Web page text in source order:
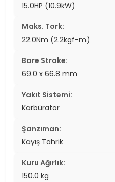
15.0HP (10.9kW)
Maks. Tork:
22.0Nm (2.2kgf-m)
Bore Stroke:
69.0 x 66.8 mm
Yakıt Sistemi:
Karbüratör
Şanzıman:
Kayış Tahrik
Kuru Ağırlık:
150.0 kg